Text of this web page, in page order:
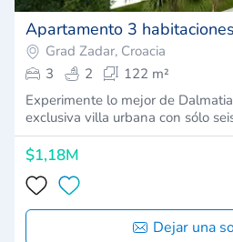
Apartamento 3 habitaciones
Grad Zadar, Croacia
3
2
122 m²
Experimente lo mejor de
exclusiva villa urbana con sólo
$1,18M
Dejar una